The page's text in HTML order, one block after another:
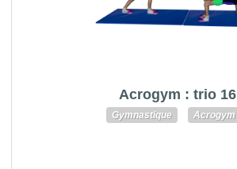
Acrogym : trio 16
Gymnastique Acrogym